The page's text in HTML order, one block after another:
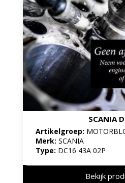
SCANIA
Artikelgroep:
Merk: SCANIA
Type: DC16 43A 02P
Bekijk